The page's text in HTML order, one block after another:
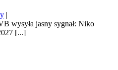
|
wysyła jasny sygnał: Niko
[...]